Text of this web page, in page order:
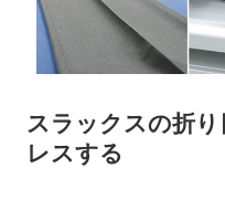
スラックスの折
レスする